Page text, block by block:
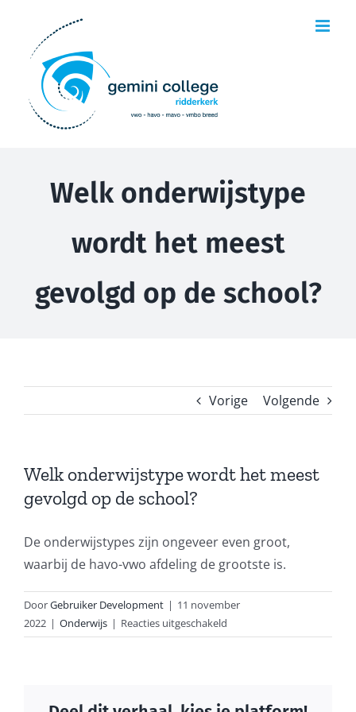
inhoud
Welk onderwijstype
wordt het meest
gevolgd op de school?
Vorige Volgende
Welk onderwijstype wordt het meest
gevolgd op de school?
De onderwijstypes zijn ongeveer even groot,
waarbij de havo-vwo afdeling de grootste is.
DoorGebruiker Development | 11 november
2022 | Onderwijs | Reacties uitgeschakeld
Welk